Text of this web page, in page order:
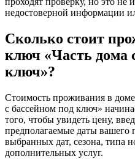
недостоверной информации
Сколько стоит
ключ «Часть дома
ключ»?
Стоимость проживания в
с бассейном под ключ»
того, чтобы увидеть цену,
предполагаемые даты вашего
выбранных дат, сезона, типа
дополнительных услуг.